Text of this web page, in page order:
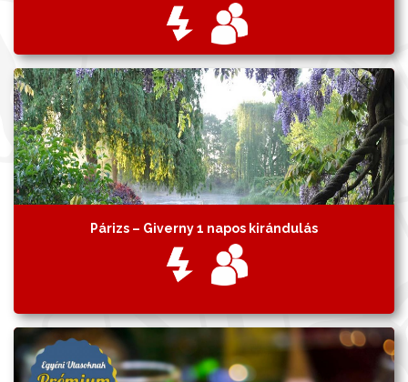
Párizs – Giverny 1 napos kirándulás